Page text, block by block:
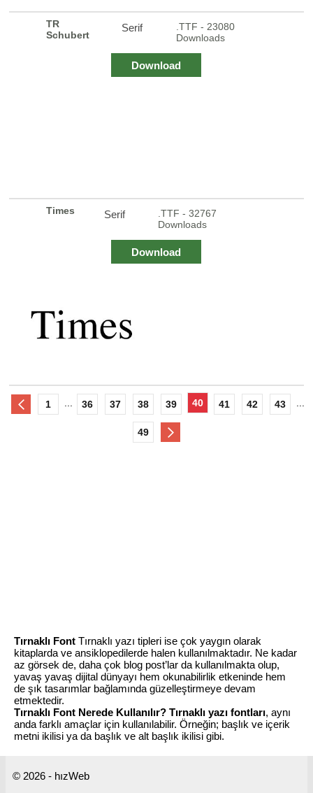
TR
Schubert
Serif
.TTF - 23080
Downloads
Download
Times Serif
.TTF - 32767
Downloads
Download
1 36 37 38 39 40 41 42 43
49
Tırnaklı Font Tırnaklı yazı tipleri ise çok yaygın olarak
kitaplarda ve ansiklopedilerde halen kullanılmaktadır. Ne kadar
az görsek de, daha çok blog post’lar da kullanılmakta olup,
yavaş yavaş dijital dünyayı hem okunabilirlik etkeninde hem
de şık tasarımlar bağlamında güzelleştirmeye devam
etmektedir.
Tırnaklı Font Nerede Kullanılır? Tırnaklı yazı fontları, aynı
anda farklı amaçlar için kullanılabilir. Örneğin; başlık ve içerik
metni ikilisi ya da başlık ve alt başlık ikilisi gibi.
© 2026 - hızWeb